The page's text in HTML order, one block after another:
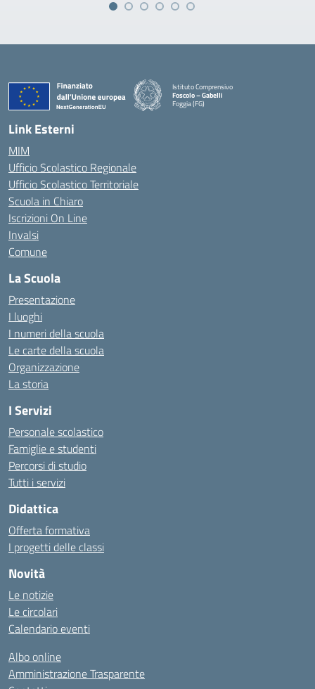
Istituto Comprensivo
Foscolo – Gabelli
Foggia (FG)
— Visita la pagina iniziale della scuola
Link Esterni
MIM
Ufficio Scolastico Regionale
Ufficio Scolastico Territoriale
Scuola in Chiaro
Iscrizioni On Line
Invalsi
Comune
La Scuola
Presentazione
I luoghi
I numeri della scuola
Le carte della scuola
Organizzazione
La storia
I Servizi
Personale scolastico
Famiglie e studenti
Percorsi di studio
Tutti i servizi
Didattica
Offerta formativa
I progetti delle classi
Novità
Le notizie
Le circolari
Calendario eventi
Albo online
Amministrazione Trasparente